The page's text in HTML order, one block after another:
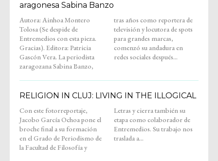
aragonesa Sabina Banzo
Autora: Ainhoa Montero
Tolosa (Se despide de
Entremedios con esta pieza.
Gracias). Editora: Patricia
Gascón Vera. La periodista
zaragozana Sabina Banzo,
tras años como reportera de
televisión y locutora de spots
para grandes marcas,
comenzó su andadura en
redes sociales después...
RELIGION IN CLUJ: LIVING IN THE ILLOGICAL
Con este fotorreportaje,
Jacobo García Ochoa pone el
broche final a su formación
en el Grado de Periodismo de
la Facultad de Filosofía y
Letras y cierra también su
etapa como colaborador de
Entremedios. Su trabajo nos
traslada a...